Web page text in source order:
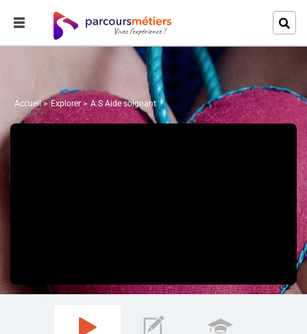
Accueil Explorer A.S Aide soignant